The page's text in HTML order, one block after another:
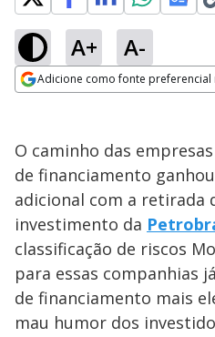
A+ A-
Adicione como fonte preferencial
O caminho das
de financiamento
adicional com a retirada
investimento da
classificação de riscos
para essas companhias
de financiamento mais
mau humor dos